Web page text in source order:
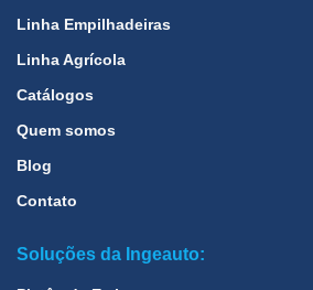
Linha Empilhadeiras
Linha Agrícola
Catálogos
Quem somos
Blog
Contato
Soluções da Ingeauto: